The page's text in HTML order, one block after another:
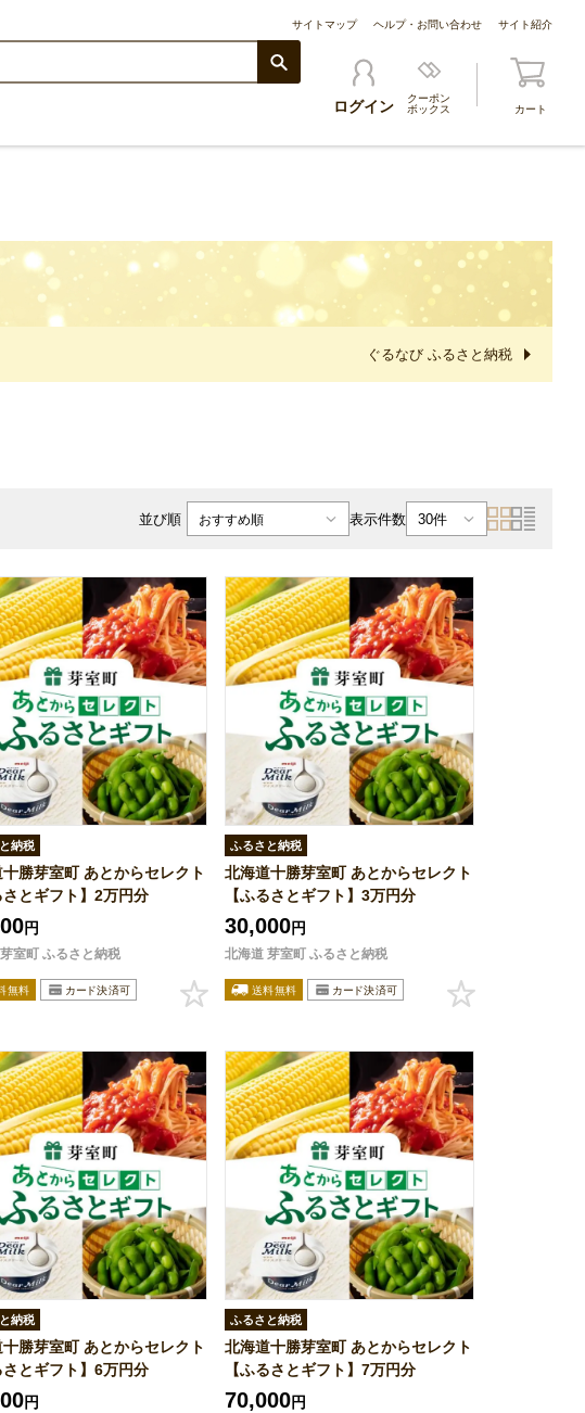
サイトマップ ヘルプ・お問い合わせ サイト紹介
ログイン
クーポン
ボックス
カート
ぐるなび ふるさと納税
並び順 おすすめ順 表示件数 30件
納税
勝芽室町 あとからセレクト
さとギフト】2万円分
円
室町 ふるさと納税
ふるさと納税
北海道十勝芽室町 あとからセレクト
【ふるさとギフト】3万円分
30,000円
北海道 芽室町 ふるさと納税
納税
勝芽室町 あとからセレクト
さとギフト】6万円分
円
ふるさと納税
北海道十勝芽室町 あとからセレクト
【ふるさとギフト】7万円分
70,000円